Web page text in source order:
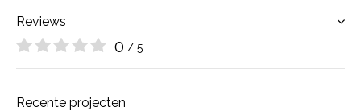
Reviews
0 / 5
Recente projecten